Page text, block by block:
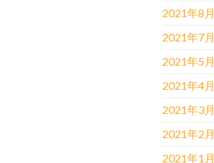
2021年8月
2021年7月
2021年5月
2021年4月
2021年3月
2021年2月
2021年1月